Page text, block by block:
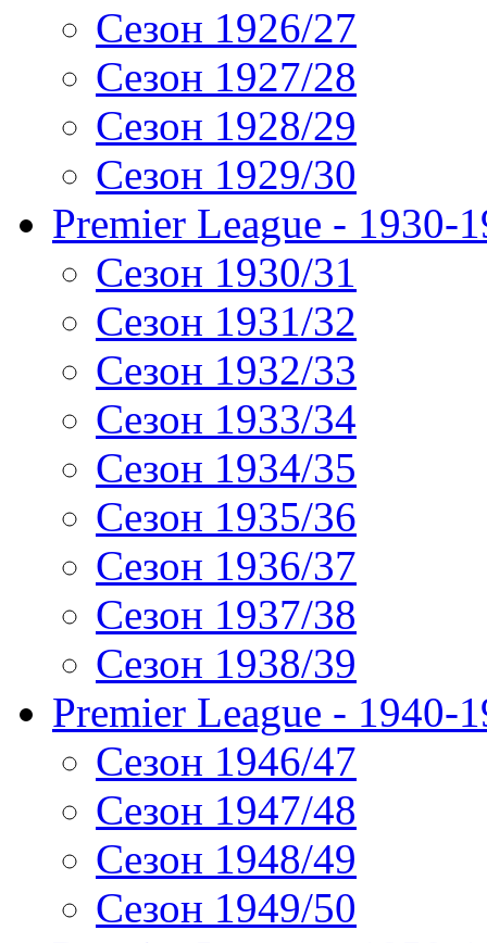
Сезон 1926/27
Сезон 1927/28
Сезон 1928/29
Сезон 1929/30
Premier League - 1930-
Сезон 1930/31
Сезон 1931/32
Сезон 1932/33
Сезон 1933/34
Сезон 1934/35
Сезон 1935/36
Сезон 1936/37
Сезон 1937/38
Сезон 1938/39
Premier League - 1940-
Сезон 1946/47
Сезон 1947/48
Сезон 1948/49
Сезон 1949/50